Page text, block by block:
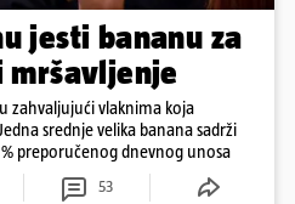
jesti bananu za
mršavljenje
zahvaljujući vlaknima koja
srednje velika banana sadrži
preporučenog dnevnog unosa
53